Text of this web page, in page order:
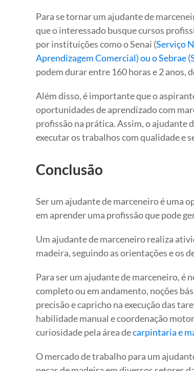
Para se tornar um ajudante de
que o interessado busque cursos
por instituições como o Senai (Serviço
Aprendizagem Comercial) ou o Sebrae
podem durar entre 160 horas e 2 anos,
Além disso, é importante que o
oportunidades de aprendizado com
profissão na prática. Assim, o ajudante
executar os trabalhos com qualidade e
Conclusão
Ser um ajudante de marceneiro é uma
em aprender uma profissão que pode
Um ajudante de marceneiro realiza
madeira, seguindo as orientações e os
Para ser um ajudante de marceneiro, é
completo ou em andamento, noções
precisão e capricho na execução das
habilidade manual e coordenação
curiosidade pela área decarpintaria e
O mercado de trabalho para um